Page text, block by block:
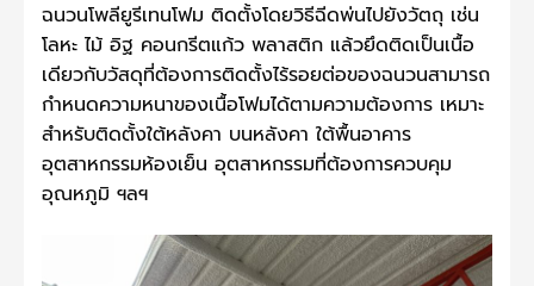
ฉนวนโพลียูรีเทนโฟม ติดตั้งโดยวิธีฉีดพ่นไปยังวัตถุ เช่น
โลหะ ไม้ อิฐ คอนกรีตแก้ว พลาสติก แล้วยึดติดเป็นเนื้อ
เดียวกับวัสดุที่ต้องการติดตั้งไร้รอยต่อของฉนวนสามารถ
กำหนดความหนาของเนื้อโฟมได้ตามความต้องการ เหมาะ
สำหรับติดตั้งใต้หลังคา บนหลังคา ใต้พื้นอาคาร
อุตสาหกรรมห้องเย็น อุตสาหกรรมที่ต้องการควบคุม
อุณหภูมิ ฯลฯ